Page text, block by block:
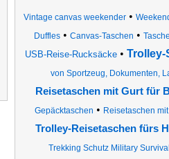
Vintage canvas weekender•
Duffles • Canvas-Taschen •
USB-Reise-Rucksäcke• Trolley-
von Sportzeug, Dokumenten,
Reisetaschen mit Gurt für
Gepäcktaschen • Reisetaschen
Trolley-Reisetaschen fürs
Trekking Schutz Military